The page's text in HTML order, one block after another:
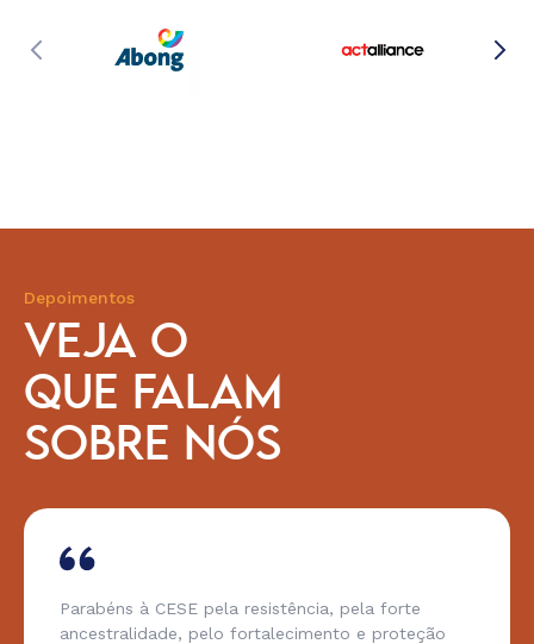
Depoimentos
VEJA O
QUE FALAM
SOBRE NÓS
Parabéns à CESE pela resistência, pela forte
ancestralidade, pelo fortalecimento e proteção